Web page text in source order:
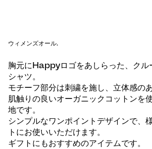
ウィメンズオール.
胸元にHappyロゴをあしらった、クル
シャツ。
モチーフ部分は刺繍を施し、立体感の
肌触りの良いオーガニックコットンを
地です。
シンプルなワンポイントデザインで、
トにお使いいただけます。
ギフトにもおすすめのアイテムです。